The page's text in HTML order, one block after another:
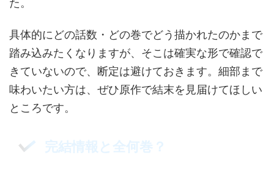
た。
具体的にどの話数・どの巻でどう描かれたのかまで
踏み込みたくなりますが、そこは確実な形で確認で
きていないので、断定は避けておきます。細部まで
味わいたい方は、ぜひ原作で結末を見届けてほしい
ところです。
完結情報と全何巻？